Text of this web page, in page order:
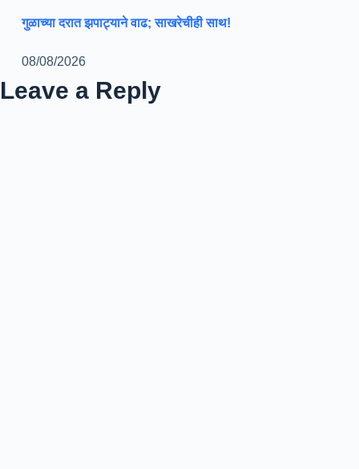
गुळाच्या दरात झपाट्याने वाढ; साखरेचीही साथ!
08/08/2026
Leave a Reply